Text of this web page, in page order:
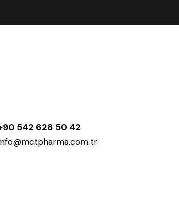
542 628 50 42